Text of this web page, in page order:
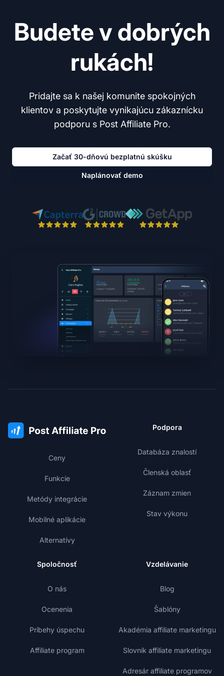
Budete v dobrých
rukách!
Pridajte sa k našej komunite spokojných
klientov a poskytujte vynikajúcu zákaznícku
podporu s Post Affiliate Pro.
Začať 30-dňovú bezplatnú skúšku
Naplánovať demo
Ceny
Funkcie
Metódy integrácie
Mobilné aplikácie
Alternatívy
Podpora
Databáza znalostí
Členská oblasť
Záznam zmien
Stav výkonu
Spoločnosť
O nás
Ocenenia
Príbehy úspechu
Affiliate program
Vzdelávanie
Blog
Šablóny
Akadémia affiliate marketingu
Slovník affiliate marketingu
Adresár affiliate programov